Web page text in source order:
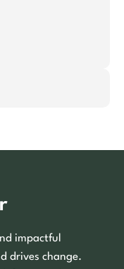
impactful
drives change.